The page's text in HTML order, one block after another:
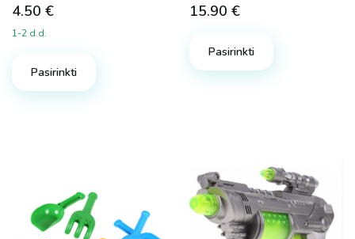
4.50 €
1-2 d.d.
Pasirinkti
15.90 €
Pasirinkti